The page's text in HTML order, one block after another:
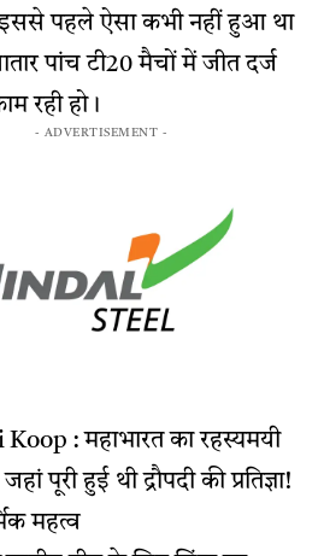
इससे पहले ऐसा कभी नहीं हुआ था
पांच टी20 मैचों में जीत दर्ज
रही हो।
- ADVERTISEMENT -
: महाभारत का रहस्यमयी
पूरी हुई थी द्रौपदी की प्रतिज्ञा!
महत्व